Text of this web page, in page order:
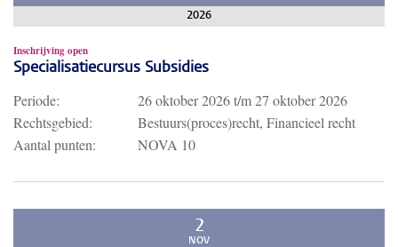
2026
Inschrijving open
Specialisatiecursus Subsidies
Periode: 26 oktober 2026t/m27 oktober 2026
Rechtsgebied:
Bestuurs(proces)recht, Financieel recht
Aantal punten:
NOVA 10
2
NOV